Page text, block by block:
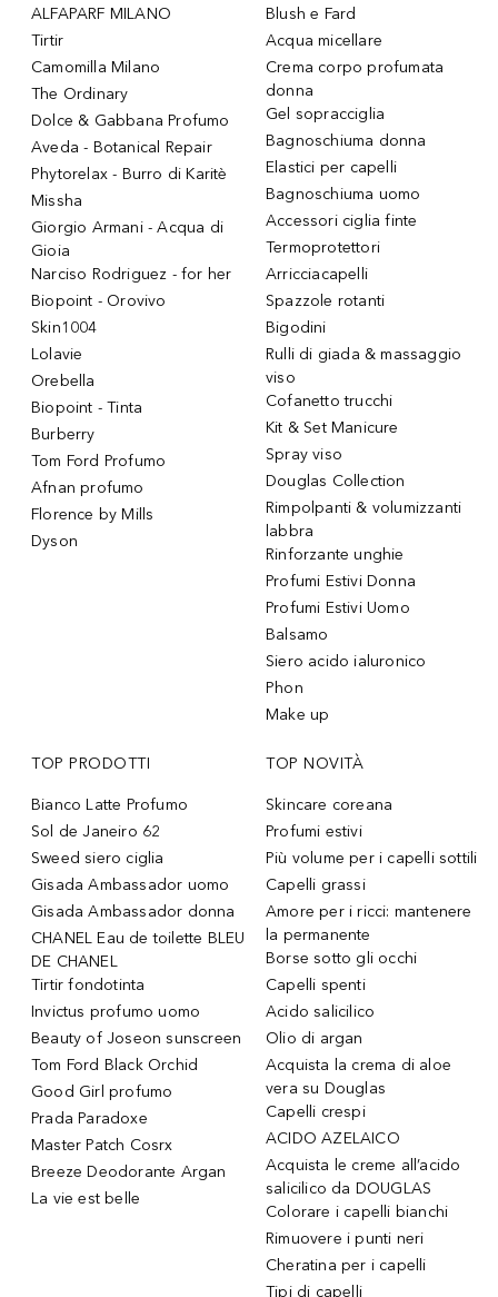
ALFAPARF MILANO
Tirtir
Camomilla Milano
The Ordinary
Dolce & Gabbana Profumo
Aveda - Botanical Repair
Phytorelax - Burro di Karitè
Missha
Giorgio Armani - Acqua di
Gioia
Narciso Rodriguez - for her
Biopoint - Orovivo
Skin1004
Lolavie
Orebella
Biopoint - Tinta
Burberry
Tom Ford Profumo
Afnan profumo
Florence by Mills
Dyson
Blush e Fard
Acqua micellare
Crema corpo profumata
donna
Gel sopracciglia
Bagnoschiuma donna
Elastici per capelli
Bagnoschiuma uomo
Accessori ciglia finte
Termoprotettori
Arricciacapelli
Spazzole rotanti
Bigodini
Rulli di giada & massaggio
viso
Cofanetto trucchi
Kit & Set Manicure
Spray viso
Douglas Collection
Rimpolpanti & volumizzanti
labbra
Rinforzante unghie
Profumi Estivi Donna
Profumi Estivi Uomo
Balsamo
Siero acido ialuronico
Phon
Make up
TOP PRODOTTI
Bianco Latte Profumo
Sol de Janeiro 62
Sweed siero ciglia
Gisada Ambassador uomo
Gisada Ambassador donna
CHANEL Eau de toilette BLEU
DE CHANEL
Tirtir fondotinta
Invictus profumo uomo
Beauty of Joseon sunscreen
Tom Ford Black Orchid
Good Girl profumo
Prada Paradoxe
Master Patch Cosrx
Breeze Deodorante Argan
La vie est belle
TOP NOVITÀ
Skincare coreana
Profumi estivi
Più volume per i capelli sottili
Capelli grassi
Amore per i ricci: mantenere
la permanente
Borse sotto gli occhi
Capelli spenti
Acido salicilico
Olio di argan
Acquista la crema di aloe
vera su Douglas
Capelli crespi
ACIDO AZELAICO
Acquista le creme all’acido
salicilico da DOUGLAS
Colorare i capelli bianchi
Rimuovere i punti neri
Cheratina per i capelli
Tipi di capelli